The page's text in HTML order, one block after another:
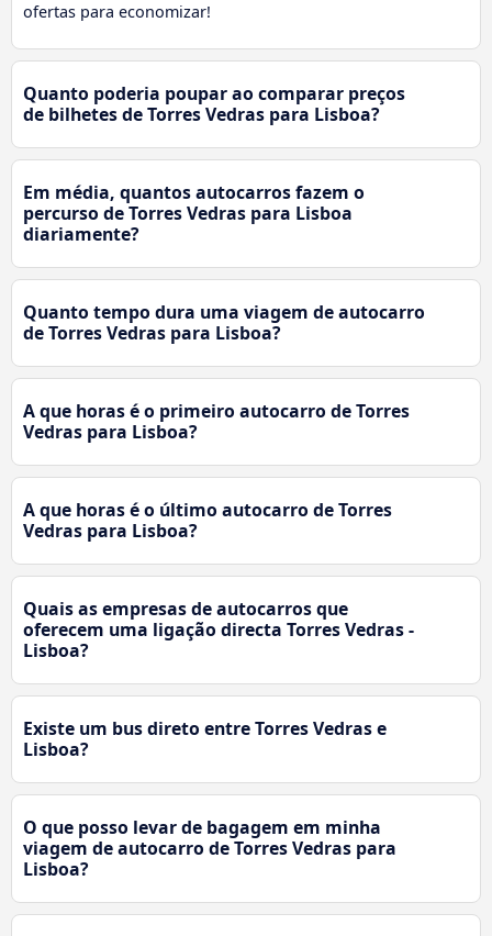
ofertas para economizar!
Quanto poderia poupar ao comparar preços
de bilhetes de Torres Vedras para Lisboa?
Em média, quantos autocarros fazem o
percurso de Torres Vedras para Lisboa
diariamente?
Quanto tempo dura uma viagem de autocarro
de Torres Vedras para Lisboa?
A que horas é o primeiro autocarro de Torres
Vedras para Lisboa?
A que horas é o último autocarro de Torres
Vedras para Lisboa?
Quais as empresas de autocarros que
oferecem uma ligação directa Torres Vedras -
Lisboa?
Existe um bus direto entre Torres Vedras e
Lisboa?
O que posso levar de bagagem em minha
viagem de autocarro de Torres Vedras para
Lisboa?